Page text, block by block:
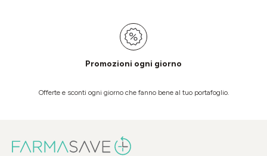
Promozioni ogni giorno
Offerte e sconti ogni giorno che fanno bene al tuo portafoglio.